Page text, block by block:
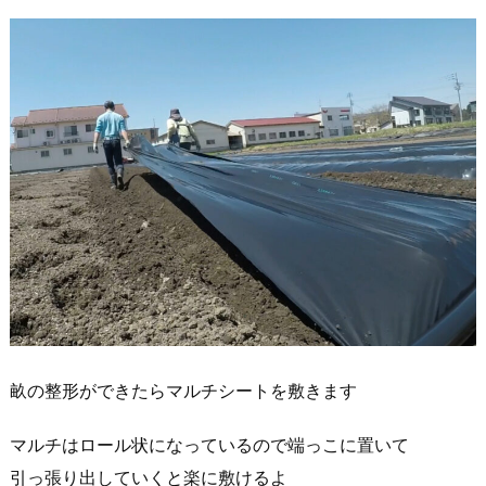
畝の整形ができたらマルチシートを敷きます
マルチはロール状になっているので端っこに置いて
引っ張り出していくと楽に敷けるよ